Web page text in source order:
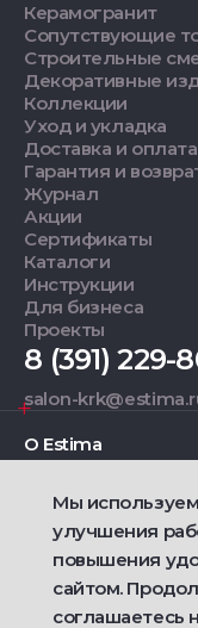
Керамогранит
Сопутствующие
Строительные
Декоративные
Коллекции
Уход и укладка
Доставка и оплата
Гарантия и
Журнал
Акции
Сертификаты
Каталоги
Инструкции
Для бизнеса
Проекты
8 (391) 229-
salon-
О Estima
Дизайнерам
Фирменные салоны
2021 — 2026 ©
Мы
улучшения
повышения
сайтом.
соглашаетесь